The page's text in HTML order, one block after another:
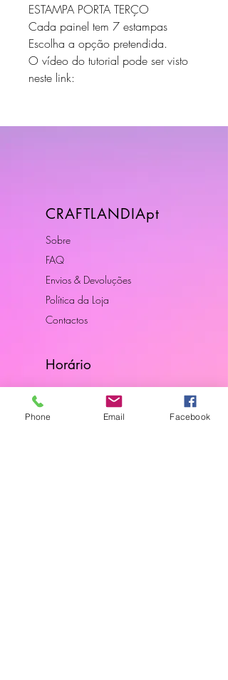
ESTAMPA PORTA TERÇO
Cada painel tem 7 estampas
Escolha a opção pretendida.
O vídeo do tutorial pode ser visto
neste link:
CRAFTLANDIApt
Sobre
FAQ
Envios & Devoluções
Política da Loja
Contactos
Horário
Dias Úteis: 10H00 - 18H00
Phone Email Facebook